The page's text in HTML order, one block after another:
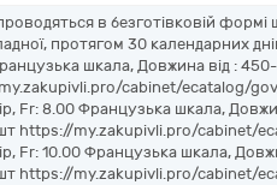
в безготівковій
протягом 30 календарних
шкала, Довжина від :
cabinet/ecatalog/
Fr: 8.00 Французька шкала,
https://my.zakupivli.pro/
Fr: 10.00 Французька шкала,
https://my.zakupivli.pro/cabinet/